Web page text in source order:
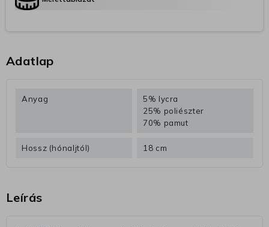
Adatlap
Anyag
5% lycra
25% poliészter
70% pamut
Hossz (hónaljtól) 18 cm
Leírás